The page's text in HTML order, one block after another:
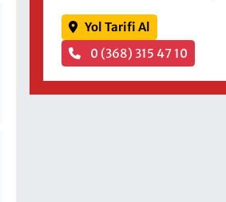
Yol Tarifi Al
0 (368) 315 47 10